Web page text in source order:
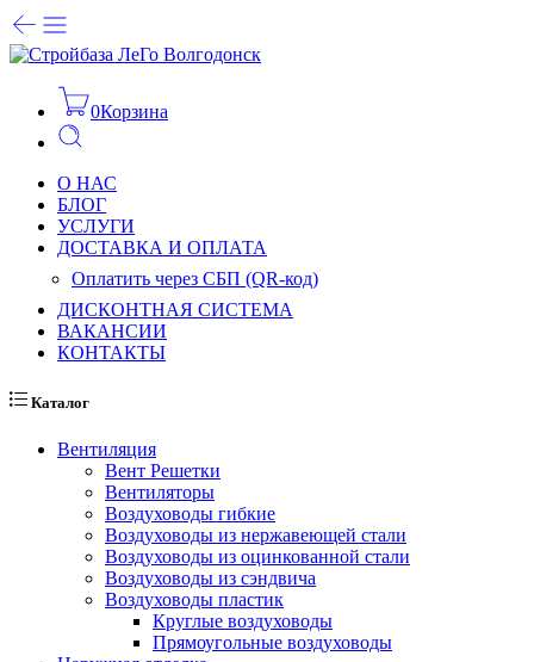
0Корзина
О НАС
БЛОГ
УСЛУГИ
ДОСТАВКА И ОПЛАТА
Оплатить через СБП (QR-код)
ДИСКОНТНАЯ СИСТЕМА
ВАКАНСИИ
КОНТАКТЫ
Каталог
Вентиляция
Вент Решетки
Вентиляторы
Воздуховоды гибкие
Воздуховоды из нержавеющей стали
Воздуховоды из оцинкованной стали
Воздуховоды из сэндвича
Воздуховоды пластик
Круглые воздуховоды
Прямоугольные воздуховоды